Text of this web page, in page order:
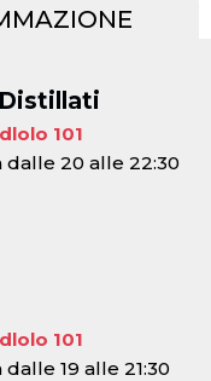
101
dalle 20 alle 22:30
101
19 alle 21:30